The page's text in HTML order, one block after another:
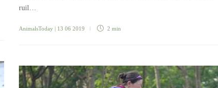
ruil…
AnimalsToday | 13 06 2019 2 min